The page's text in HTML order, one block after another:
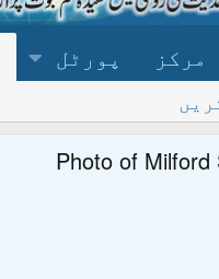
مرکز پورٹل